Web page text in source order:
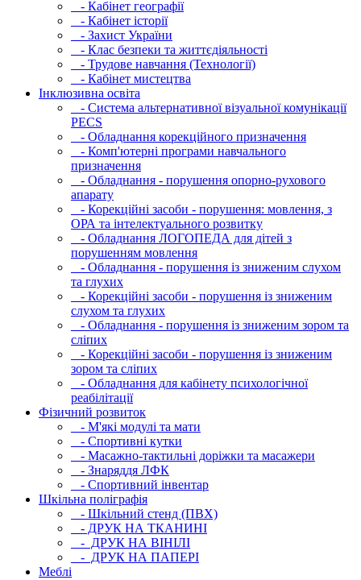
- Кабінет географії
- Кабінет історії
- Захист України
- Клас безпеки та життєдіяльності
- Трудове навчання (Технології)
- Кабінет мистецтва
Інклюзивна освіта
- Система альтернативної візуальної комунікації
PECS
- Обладнання корекційного призначення
- Комп'ютерні програми навчального
призначення
- Обладнання - порушення опорно-рухового
апарату
- Корекційні засоби - порушення: мовлення, з
ОРА та інтелектуального розвитку
- Обладнання ЛОГОПЕДА для дітей з
порушенням мовлення
- Обладнання - порушення із зниженим слухом
та глухих
- Корекційні засоби - порушення із зниженим
слухом та глухих
- Обладнання - порушення із зниженим зором та
сліпих
- Корекційні засоби - порушення із зниженим
зором та сліпих
- Обладнання для кабінету психологічної
реабілітації
Фізичний розвиток
- М'які модулi та мати
- Спортивні кутки
- Масажно-тактильні доріжки та масажери
- Знаряддя ЛФК
- Спортивний інвентар
Шкільна поліграфія
- Шкільний стенд (ПВХ)
- ДРУК НА ТКАНИНІ
- ДРУК НА ВІНІЛІ
- ДРУК НА ПАПЕРІ
Меблі